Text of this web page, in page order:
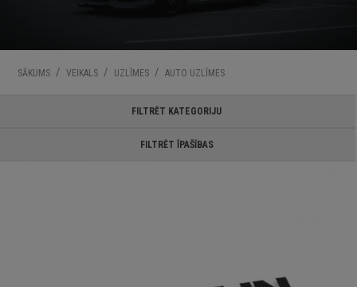
SĀKUMS / VEIKALS / UZLĪMES / AUTO UZLĪMES
FILTRĒT KATEGORIJU
FILTRĒT ĪPAŠĪBAS